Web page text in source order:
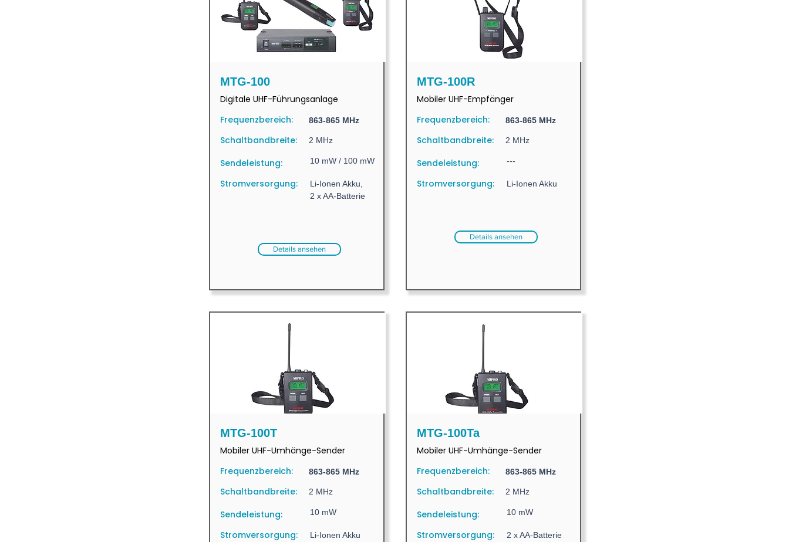
MTG-100
Digitale UHF-Führungsanlage
863-865 MHz
Frequenzbereich:
Schaltbandbreite:
2 MHz
Sendeleistung:
Stromversorgung:
10 mW / 100 mW
Li-Ionen Akku,
2 x AA-Batterie
Details ansehen
MTG-100T
Mobiler UHF-Umhänge-Sender
863-865 MHz
Frequenzbereich:
Schaltbandbreite:
2 MHz
Sendeleistung:
Stromversorgung:
10 mW
Li-Ionen Akku
MTG-100R
Mobiler UHF-Empfänger
863-865 MHz
Frequenzbereich:
Schaltbandbreite:
2 MHz
Sendeleistung:
Stromversorgung:
---
Li-Ionen Akku
Details ansehen
MTG-100Ta
Mobiler UHF-Umhänge-Sender
863-865 MHz
Frequenzbereich:
Schaltbandbreite:
2 MHz
Sendeleistung:
Stromversorgung:
10 mW
2 x AA-Batterie